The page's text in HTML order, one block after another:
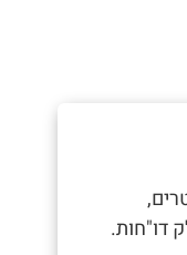
דו"חות.